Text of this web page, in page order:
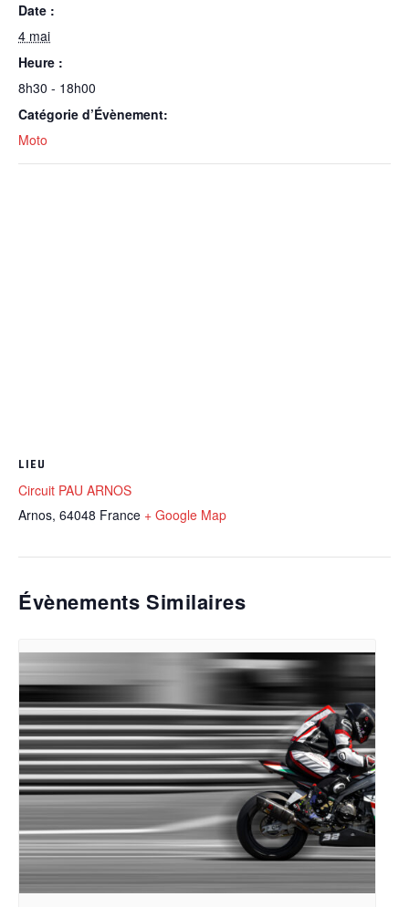
Date :
4 mai
Heure :
8h30 - 18h00
Catégorie d’Évènement:
Moto
LIEU
Circuit PAU ARNOS
Arnos, 64048 France + Google Map
Évènements Similaires